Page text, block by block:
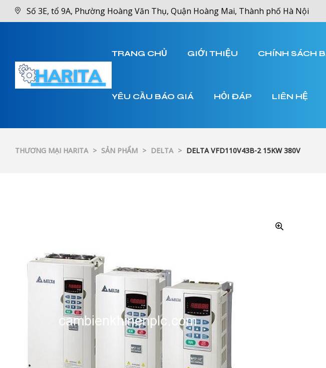
Số 3E, tổ 9A, Phường Hoàng Văn Thụ, Quận Hoàng Mai, Thành phố Hà Nội
TRANG CHỦ GIỚI THIỆU CHÍNH SÁCH
YÊU CẦU BÁO GIÁ HỎI ĐÁP LIÊN HỆ
THƯƠNG MẠI HARITA > SẢN PHẨM > DELTA > DELTA VFD110V43B-2 15KW 380V